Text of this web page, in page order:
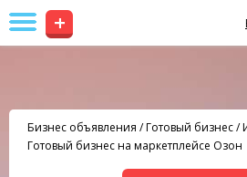
+
Бизнес объявления /Готовый бизнес/
Готовый бизнес на маркетплейсе Озон